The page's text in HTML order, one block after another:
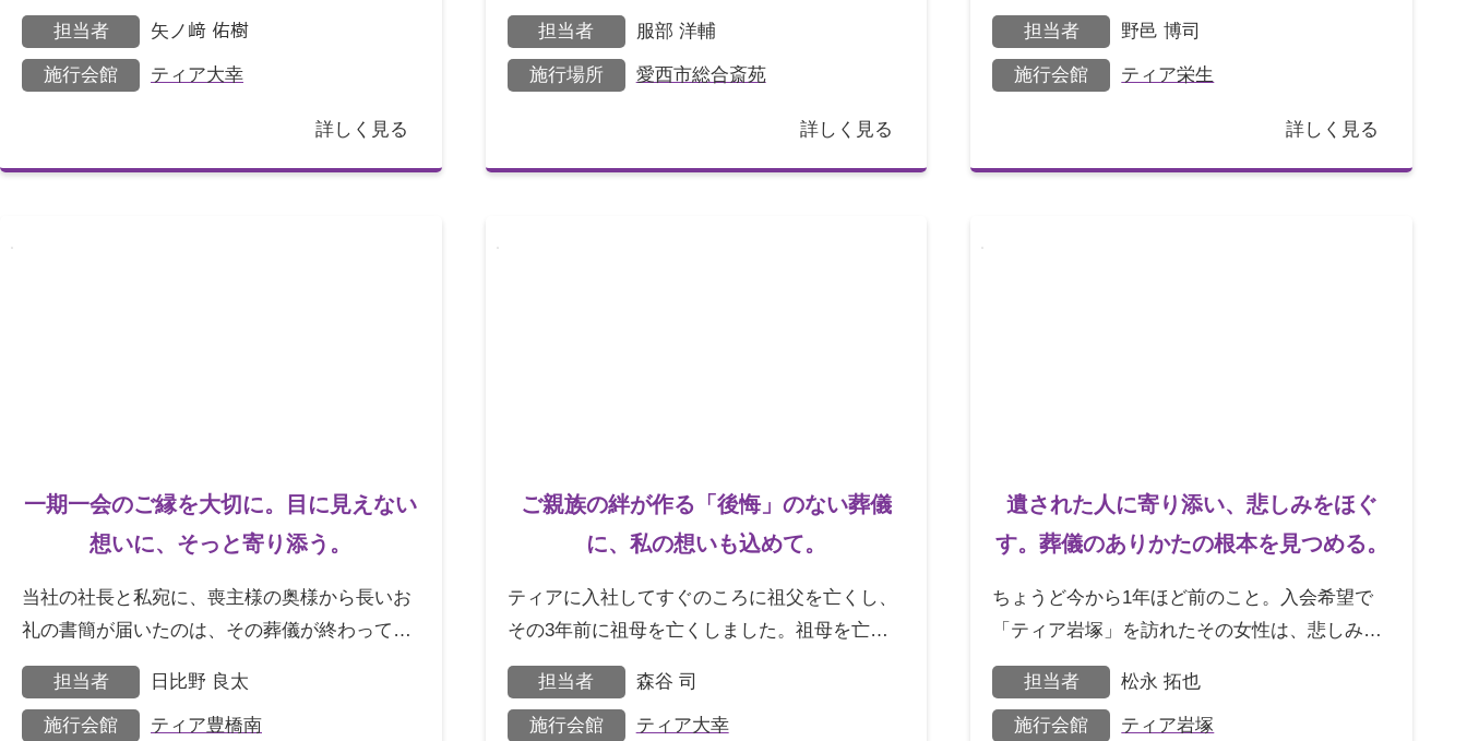
詳しく見る
歳。旦那様は30年ほど前に先立たれ、故人様、
長男様、長女様
担当者 矢ノ﨑 佑樹
施行会館 ティア大幸
詳しく見る
倒れ、ほぼ半身不随になられた故人様。お孫様
（長女様の長男様）の結
担当者 服部 洋輔
施行場所 愛西市総合斎苑
詳しく見る
様は40代の男性で、故人様のお孫様でした。ご
両親は施設に入
担当者 野邑 博司
施行会館 ティア栄生
一期一会のご縁を大切に。目に見えない
想いに、そっと寄り添う。
当社の社長と私宛に、喪主様の奥様から長いお
礼の書簡が届いたのは、その葬儀が終わって間
もなくのことでした。奥様は書道の先生でいら
っしゃり、奉書紙に
担当者 日比野 良太
施行会館 ティア豊橋南
ご親族の絆が作る「後悔」のない葬儀
に、私の想いも込めて。
ティアに入社してすぐのころに祖父を亡くし、
その3年前に祖母を亡くしました。祖母を亡く
した時は、孫として、自分の両親に従っていた
だけでした。祖父を
担当者 森谷 司
施行会館 ティア大幸
遺された人に寄り添い、悲しみをほぐ
す。葬儀のありかたの根本を見つめる。
ちょうど今から1年ほど前のこと。入会希望で
「ティア岩塚」を訪れたその女性は、悲しみが
あふれているように見えました。それでも目に
涙を浮かべながら懸
担当者 松永 拓也
施行会館 ティア岩塚